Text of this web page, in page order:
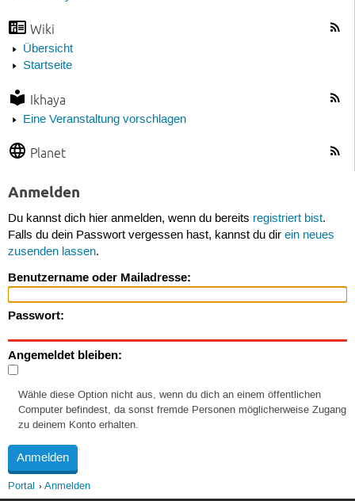
Wiki
Übersicht
Startseite
Ikhaya
Eine Veranstaltung vorschlagen
Planet
Anmelden
Du kannst dich hier anmelden, wenn du bereits registriert bist.
Falls du dein Passwort vergessen hast, kannst du dir ein neues
zusenden lassen.
Benutzername oder Mailadresse:
Passwort:
Angemeldet bleiben:
Wähle diese Option nicht aus, wenn du dich an einem öffentlichen
Computer befindest, da sonst fremde Personen möglicherweise Zugang
zu deinem Konto erhalten.
Portal Anmelden